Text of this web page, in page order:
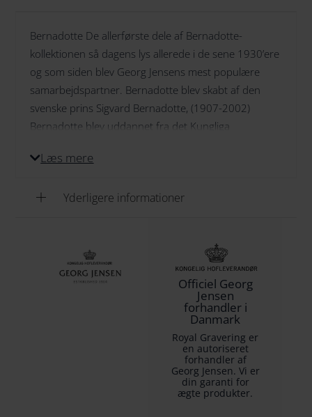
Bernadotte De allerførste dele af Bernadotte-
kollektionen så dagens lys allerede i de sene 1930’ere
og som siden blev Georg Jensens mest populære
samarbejdspartner. Bernadotte blev skabt af den
svenske prins Sigvard Bernadotte, (1907-2002)
Bernadotte blev uddannet fra det Kungliga
tilknytning til Georg Jensen repræsenterer et andet
Bernadotte-kollektionen har i generationer været og
Læs mere
Yderligere informationer
Officiel Georg
Jensen
forhandler i
Danmark
Royal Gravering er
en autoriseret
forhandler af
Georg Jensen. Vi er
din garanti for
ægte produkter.